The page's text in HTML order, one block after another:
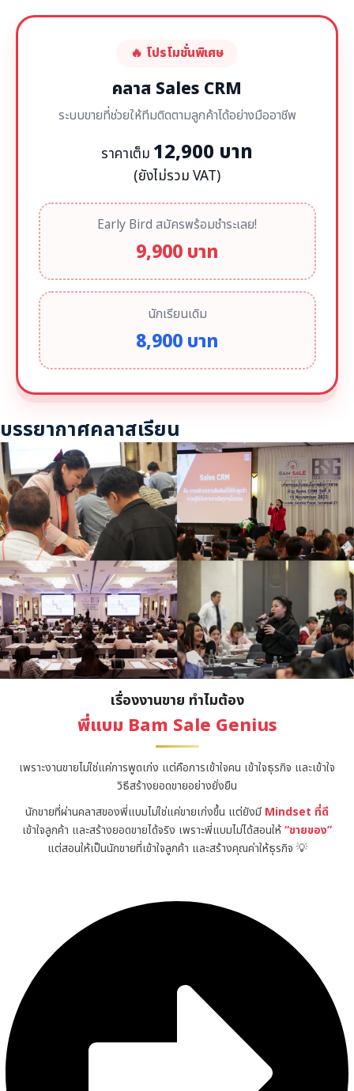
🔥 โปรโมชั่นพิเศษ
คลาส Sales CRM
ระบบขายที่ช่วยให้ทีมติดตามลูกค้าได้อย่างมืออาชีพ
ราคาเต็ม 12,900 บาท
(ยังไม่รวม VAT)
Early Bird สมัครพร้อมชำระเลย!
9,900 บาท
นักเรียนเดิม
8,900 บาท
บรรยากาศคลาสเรียน
เรื่องงานขาย ทำไมต้อง
พี่แบม Bam Sale Genius
เพราะงานขายไม่ใช่แค่การพูดเก่ง แต่คือการเข้าใจคน เข้าใจธุรกิจ และเข้าใจ
วิธีสร้างยอดขายอย่างยั่งยืน
นักขายที่ผ่านคลาสของพี่แบมไม่ใช่แค่ขายเก่งขึ้น แต่ยังมี Mindset ที่ดี
เข้าใจลูกค้า และสร้างยอดขายได้จริง เพราะพี่แบมไม่ได้สอนให้“ขายของ”
แต่สอนให้เป็นนักขายที่เข้าใจลูกค้า และสร้างคุณค่าให้ธุรกิจ 💡